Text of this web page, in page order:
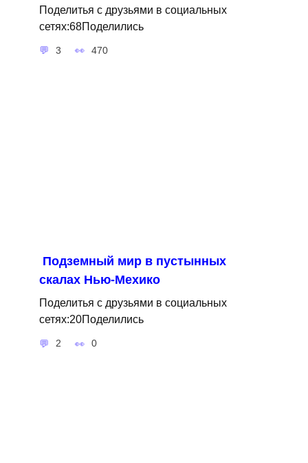
Поделитья с друзьями в социальных
сетях:68Поделились
3 470
Подземный мир в пустынных
скалах Нью-Мехико
Поделитья с друзьями в социальных
сетях:20Поделились
2 0